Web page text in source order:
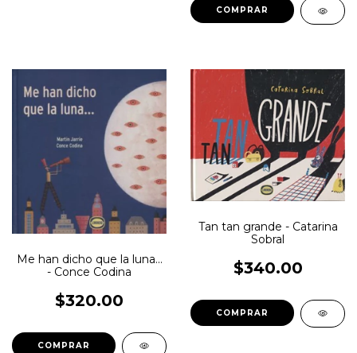
Me han dicho que la luna...
- Conce Codina
$320.00
Tan tan grande - Catarina
Sobral
$340.00